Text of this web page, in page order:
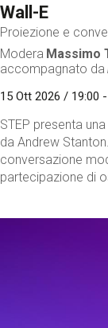
Wall-E
Proiezione e
Modera Massimo
accompagnato da
15 Ott 2026 / 19:00
STEP presenta
da Andrew
conversazione
partecipazione di